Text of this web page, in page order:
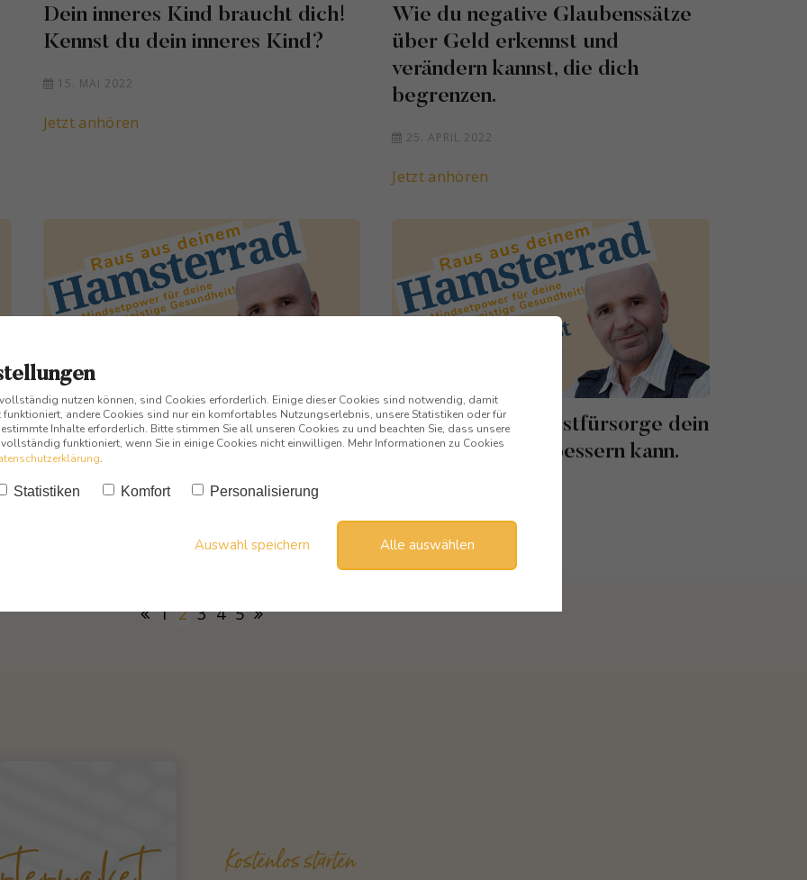
Dein inneres Kind braucht dich!
Kennst du dein inneres Kind?
15. MAI 2022
Jetzt anhören
Wie du negative Glaubenssätze
über Geld erkennst und
verändern kannst, die dich
begrenzen.
25. APRIL 2022
Jetzt anhören
Geführte Meditation zur
Klärung und Reinigung deines
Energiefeldes!
Wie radikale Selbstfürsorge dein
Leben sofort verbessern kann.
1 2 3 4 5
Kostenlos starten
vollständig nutzen können, sind Cookies erforderlich. Einige dieser Cookies sind notwendig, damit
funktioniert, andere Cookies sind nur ein komfortables Nutzungserlebnis, unsere Statistiken oder für
Inhalte erforderlich. Bitte stimmen Sie all unseren Cookies zu und beachten Sie, dass unsere
vollständig funktioniert, wenn Sie in einige Cookies nicht einwilligen. Mehr Informationen zu Cookies
.
Statistiken Komfort Personalisierung
Auswahl speichern Alle auswählen